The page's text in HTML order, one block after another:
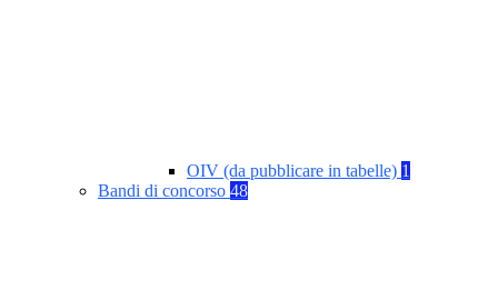
OIV (da pubblicare in tabelle) 1
Bandi di concorso 48